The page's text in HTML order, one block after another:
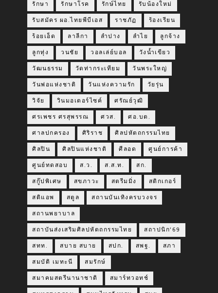
รักษา รักษาโรค รักษ์ไทย รับน้องใหม่
รับสมัคร ผอ.ไทยพีบีเอส ราชภัฏ ร้องเรียน
ร้อยเอ็ด ลาลีกา ลำปาง ลำไย ลูกจ้าง
ลูกทุ่ง วนชัย วอลเล่ย์บอล วังน้ำเขียว
วัฒนธรรม วัดท่ากระเทียม วันพระใหญ่
วันพ่อแห่งชาติ วันแห่งความรัก วัยรุ่น
วิจัย วินมอเตอร์ไซค์ ศรัณย์วุฒิ
ศรเพชร ศรสุพรรณ ศวส. ศอ.บต.
ศาลปกครอง ศิริราช ศิลปหัตถกรรมไทย
ศิลปิน ศิลปินแห่งชาติ ศีลอด ศูนย์การค้า
ศูนย์ทดสอบ ส.ว. ส.ส.ท. สก.
สกู๊ปพิเศษ สขภาวะ สตรีมมิ่ง สติกเกอร์
สติแอพ สตูล สถานบันเทิงครบวงจร
สถานพยาบาล
สถาบันส่งเสริมศิลปหัตถกรรมไทย สถาปนิก’69
สทท. สบาย สบาย สปก. สพฐ. สภา
สมบัติ เมทะนี สมรักษ์
สมาคมสตรีนานาชาติ สมาร์ทวอทช์